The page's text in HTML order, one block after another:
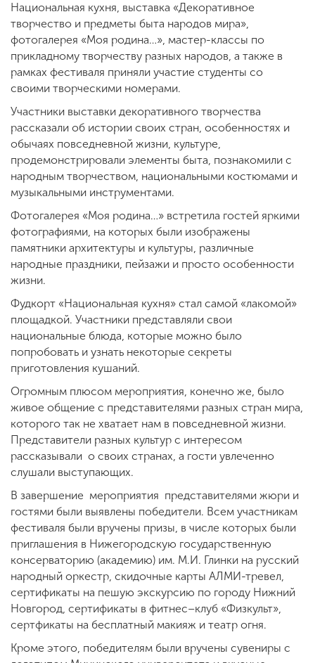
Национальная кухня, выставка «Декоративное
творчество и предметы быта народов мира»,
фотогалерея «Моя родина…», мастер-классы по
прикладному творчеству разных народов, а также в
рамках фестиваля приняли участие студенты со
своими творческими номерами.
Участники выставки декоративного творчества
рассказали об истории своих стран, особенностях и
обычаях повседневной жизни, культуре,
продемонстрировали элементы быта, познакомили с
народным творчеством, национальными костюмами и
музыкальными инструментами.
Фотогалерея «Моя родина…» встретила гостей яркими
фотографиями, на которых были изображены
памятники архитектуры и культуры, различные
народные праздники, пейзажи и просто особенности
жизни.
Фудкорт «Национальная кухня» стал самой «лакомой»
площадкой. Участники представляли свои
национальные блюда, которые можно было
попробовать и узнать некоторые секреты
приготовления кушаний.
Огромным плюсом мероприятия, конечно же, было
живое общение с представителями разных стран мира,
которого так не хватает нам в повседневной жизни.
Представители разных культур с интересом
рассказывали о своих странах, а гости увлеченно
слушали выступающих.
В завершение мероприятия представителями жюри и
гостями были выявлены победители. Всем участникам
фестиваля были вручены призы, в числе которых были
приглашения в Нижегородскую государственную
консерваторию (академию) им. М.И. Глинки на русский
народный оркестр, скидочные карты АЛМИ-тревел,
сертификаты на пешую экскурсию по городу Нижний
Новгород, сертификаты в фитнес–клуб «Физкульт»,
сертфикаты на бесплатный макияж и театр огня.
Кроме этого, победителям были вручены сувениры с